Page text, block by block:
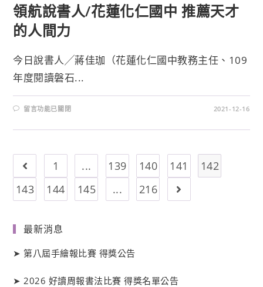
領航說書人/花蓮化仁國中 推薦天才
的人間力
今日說書人╱蔣佳珈（花蓮化仁國中教務主任、109
年度閱讀磐石...
留言功能已關閉 2021-12-16
1 ... 139 140 141
142
143
144 145 ... 216
最新消息
➤第八屆手繪報比賽 得獎公告
➤ 2026 好讀周報書法比賽 得獎名單公告